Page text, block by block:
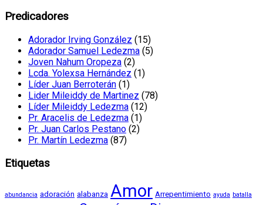
Predicadores
Adorador Irving González (15)
Adorador Samuel Ledezma (5)
Joven Nahum Oropeza (2)
Lcda. Yolexsa Hernández (1)
Líder Juan Berroterán (1)
Lider Mileiddy de Martinez (78)
Líder Mileiddy Ledezma (12)
Pr. Aracelis de Ledezma (1)
Pr. Juan Carlos Pestano (2)
Pr. Martín Ledezma (87)
Etiquetas
abundancia adoración alabanza Amor Arrepentimiento ayuda batalla